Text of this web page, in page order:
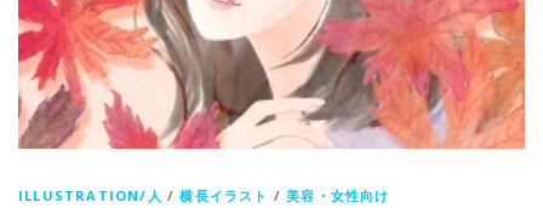
ILLUSTRATION/人 /横長イラスト /美容・女性向け